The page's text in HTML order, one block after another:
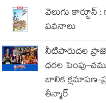
వెలుగు
పవనాలు
నీటిపారుదల
ధరల పెంపు-
బాలిక క్షమాపణ-
తీన్మార్